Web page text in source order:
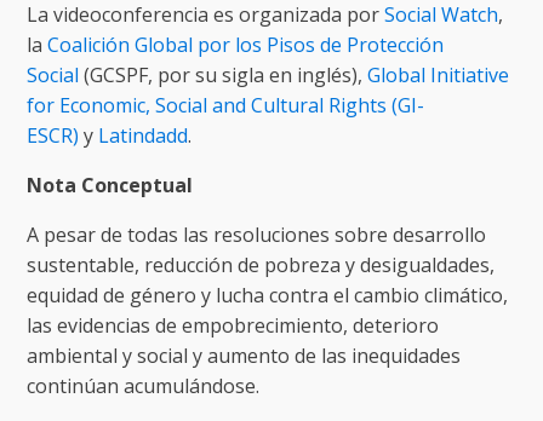
La videoconferencia es organizada porSocial Watch,
la Coalición Global por los Pisos de Protección
Social (GCSPF, por su sigla en inglés),Global Initiative
for Economic, Social and Cultural Rights (GI-
ESCR) y Latindadd.
Nota Conceptual
A pesar de todas las resoluciones sobre desarrollo
sustentable, reducción de pobreza y desigualdades,
equidad de género y lucha contra el cambio climático,
las evidencias de empobrecimiento, deterioro
ambiental y social y aumento de las inequidades
continúan acumulándose.